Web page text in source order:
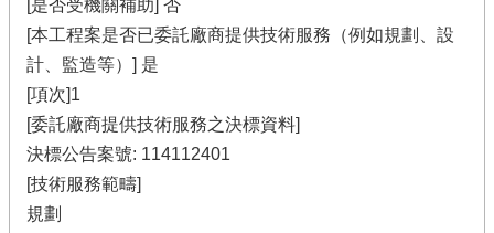
[是否受機關補助] 否
[本工程案是否已委託廠商提供技術服務（例如規劃、設
計、監造等）] 是
[項次]1
[委託廠商提供技術服務之決標資料]
決標公告案號: 114112401
[技術服務範疇]
規劃